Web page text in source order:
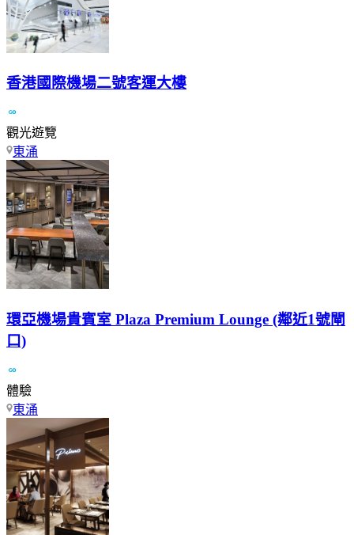
香港國際機場二號客運大樓
觀光遊覽
東涌
環亞機場貴賓室 Plaza Premium Lounge (鄰近1號閘
口)
體驗
東涌